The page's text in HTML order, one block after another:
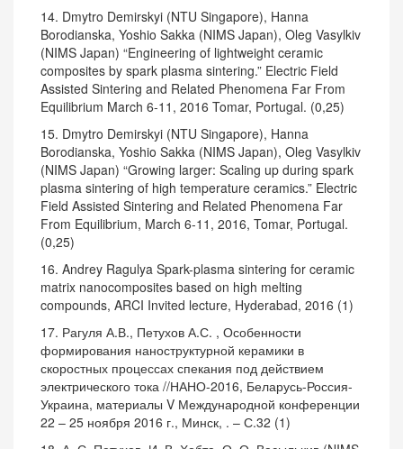
14. Dmytro Demirskyi (NTU Singapore), Hanna
Borodianska, Yoshio Sakka (NIMS Japan), Oleg Vasylkiv
(NIMS Japan) “Engineering of lightweight ceramic
composites by spark plasma sintering.” Electric Field
Assisted Sintering and Related Phenomena Far From
Equilibrium March 6-11, 2016 Tomar, Portugal. (0,25)
15. Dmytro Demirskyi (NTU Singapore), Hanna
Borodianska, Yoshio Sakka (NIMS Japan), Oleg Vasylkiv
(NIMS Japan) “Growing larger: Scaling up during spark
plasma sintering of high temperature ceramics.” Electric
Field Assisted Sintering and Related Phenomena Far
From Equilibrium, March 6-11, 2016, Tomar, Portugal.
(0,25)
16. Andrey Ragulya Spark-plasma sintering for ceramic
matrix nanocomposites based on high melting
compounds, ARCI Invited lecture, Hyderabad, 2016 (1)
17. Рагуля А.В., Петухов А.С. , Особенности
формирования наноструктурной керамики в
скоростных процессах спекания под действием
электрического тока //НАНО-2016, Беларусь-Россия-
Украина, материалы V Международной конференции
22 – 25 ноября 2016 г., Минск, . – С.32 (1)